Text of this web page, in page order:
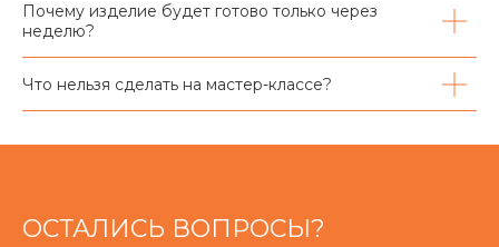
Почему изделие будет готово только через
неделю?
Что нельзя сделать на мастер-классе?
ОСТАЛИСЬ ВОПРОСЫ?